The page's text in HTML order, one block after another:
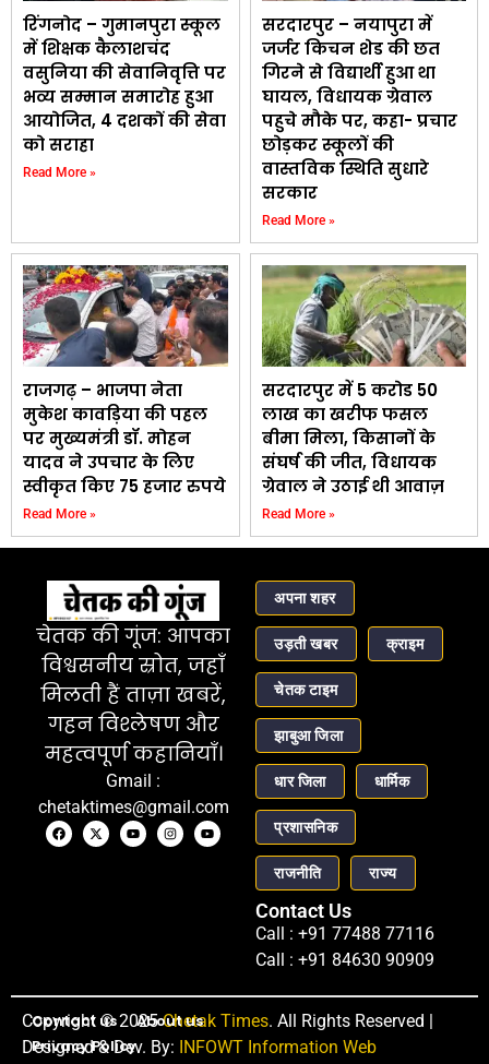
रिंगनोद – गुमानपुरा स्कूल
में शिक्षक कैलाशचंद
वसुनिया की सेवानिवृत्ति पर
भव्य सम्मान समारोह हुआ
आयोजित, 4 दशकों की सेवा
को सराहा
Read More »
सरदारपुर – नयापुरा में
जर्जर किचन शेड की छत
गिरने से विद्यार्थी हुआ था
घायल, विधायक ग्रेवाल
पहुचे मौके पर, कहा- प्रचार
छोड़कर स्कूलों की
वास्तविक स्थिति सुधारे
सरकार
Read More »
राजगढ़ – भाजपा नेता
मुकेश कावड़िया की पहल
पर मुख्यमंत्री डॉ. मोहन
यादव ने उपचार के लिए
स्वीकृत किए 75 हजार रुपये
Read More »
सरदारपुर में 5 करोड 50
लाख का खरीफ फसल
बीमा मिला, किसानों के
संघर्ष की जीत, विधायक
ग्रेवाल ने उठाई थी आवाज़
Read More »
चेतक की गूंज: आपका
विश्वसनीय स्रोत, जहाँ
मिलती हैं ताज़ा खबरें,
गहन विश्लेषण और
महत्वपूर्ण कहानियाँ।
Gmail :
chetaktimes@gmail.com
अपना शहर
उड़ती खबर क्राइम
चेतक टाइम
झाबुआ जिला
धार जिला धार्मिक
प्रशासनिक
राजनीति राज्य
Contact Us
Call : +91 77488 77116
Call : +91 84630 90909
Contact us
About us
Privacy Policy
Copyright © 2025Chetak Times. All Rights Reserved |
Designed & Dev. By: INFOWT Information Web